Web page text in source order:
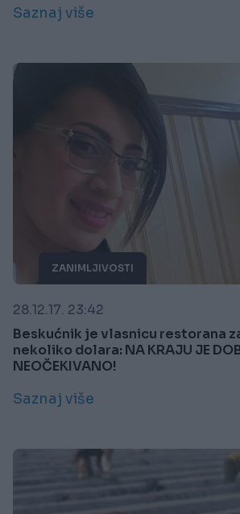
Saznaj više
ZANIMLJIVOSTI
28.12.17. 23:42
Beskućnik je vlasnicu restorana
nekoliko dolara: NA KRAJU JE
NEOČEKIVANO!
Saznaj više